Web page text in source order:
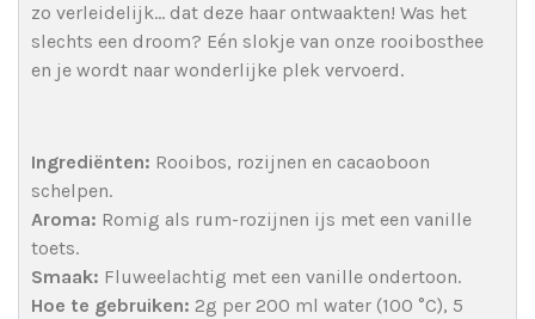
zo verleidelijk… dat deze haar ontwaakten! Was het
slechts een droom? Eén slokje van onze rooibosthee
en je wordt naar wonderlijke plek vervoerd.
Ingrediënten: Rooibos, rozijnen en cacaoboon
schelpen.
Aroma: Romig als rum-rozijnen ijs met een vanille
toets.
Smaak: Fluweelachtig met een vanille ondertoon.
Hoe te gebruiken: 2g per 200 ml water (100 °C), 5